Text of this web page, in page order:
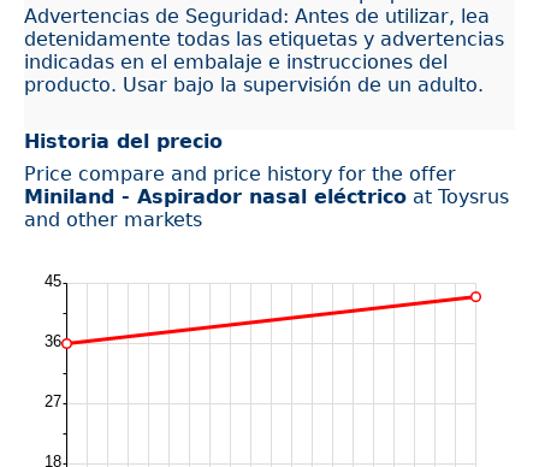
Advertencias de Seguridad: Antes de utilizar, lea
detenidamente todas las etiquetas y advertencias
indicadas en el embalaje e instrucciones del
producto. Usar bajo la supervisión de un adulto.
Historia del precio
Price compare and price history for the offer
Miniland - Aspirador nasal eléctrico at Toysrus
and other markets